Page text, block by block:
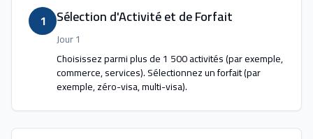
1 Sélection d'Activité et de Forfait
Jour 1
Choisissez parmi plus de 1 500 activités (par exemple,
commerce, services). Sélectionnez un forfait (par
exemple, zéro-visa, multi-visa).